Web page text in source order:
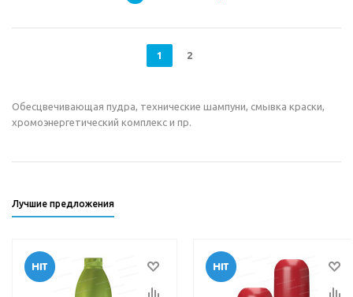
1 2
Обесцвечивающая пудра, технические шампуни, смывка краски,
хромоэнергетический комплекс и пр.
Лучшие предложения